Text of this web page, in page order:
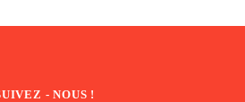
- NOUS !